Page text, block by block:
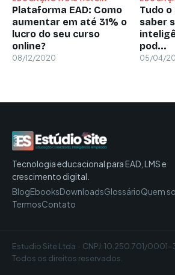
Plataforma EAD: Como
aumentar em até 31% o
lucro do seu curso
online?
08/12/2020
Tudo
saber
pod...
05/04/
Tecnologia educacional para EAD, LMS e
crescimento digital.
BlogEbooksDownloadsGlossárioQuem
TermosContato
Estudio Site Ltda · CNPJ: 10.250.701/
Todos os direitos reservados.